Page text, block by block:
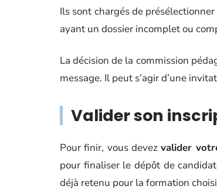
Ils sont chargés de
ayant un dossier incomplet ou
La décision de la commission
message. Il peut s’agir d’une
Valider son
Pour finir, vous devezvalider
pour finaliser le dépôt de
déjà retenu pour la formation